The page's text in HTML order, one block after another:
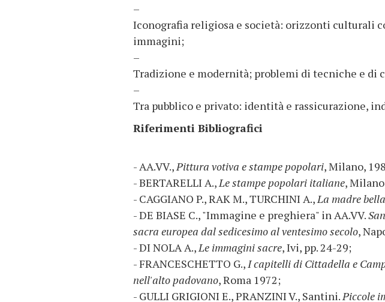
–
Iconografia religiosa e società: orizzonti culturali
immagini;
–
Tradizione e modernità; problemi di tecniche e di
–
Tra pubblico e privato: identità e rassicurazione,
Riferimenti Bibliografici
- AA.VV.,Pittura votiva e stampe popolari, Milano,
- BERTARELLI A.,Le stampe popolari italiane,
- CAGGIANO P., RAK M., TURCHINI A.,La madre bella
- DE BIASE C., "Immagine e preghiera" in AA.VV.
sacra europea dal sedicesimo al ventesimo secolo,
- DI NOLA A.,Le immagini sacre, Ivi, pp. 24-29;
- FRANCESCHETTO G.,I capitelli di Cittadella e
nell'alto padovano, Roma 1972;
- GULLI GRIGIONI E., PRANZINI V., Santini.Piccole